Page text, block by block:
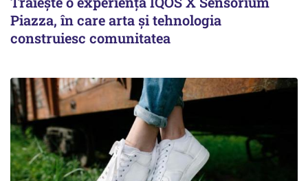
Piazza, în care arta și tehnologia
construiesc comunitatea